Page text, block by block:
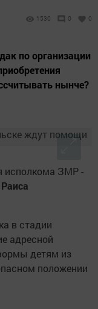
1530 0 0
по организации
нынче?
исполкома ЗМР -
Раиса
в стадии
адресной
детям из
положении